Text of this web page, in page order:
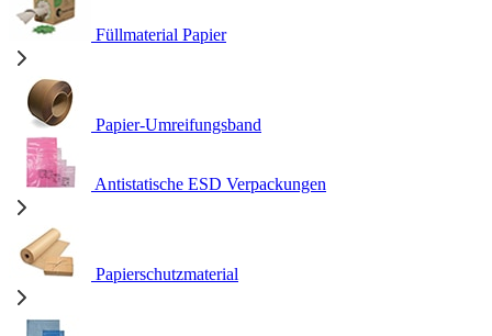
Füllmaterial Papier
Papier-Umreifungsband
Antistatische ESD Verpackungen
Papierschutzmaterial